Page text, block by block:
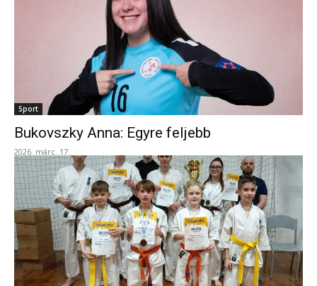
Sport
Bukovszky Anna: Egyre feljebb
2026. márc. 17.